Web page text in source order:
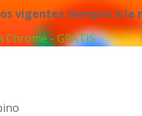
vigentes siempre a la
Chrome - GRATIS